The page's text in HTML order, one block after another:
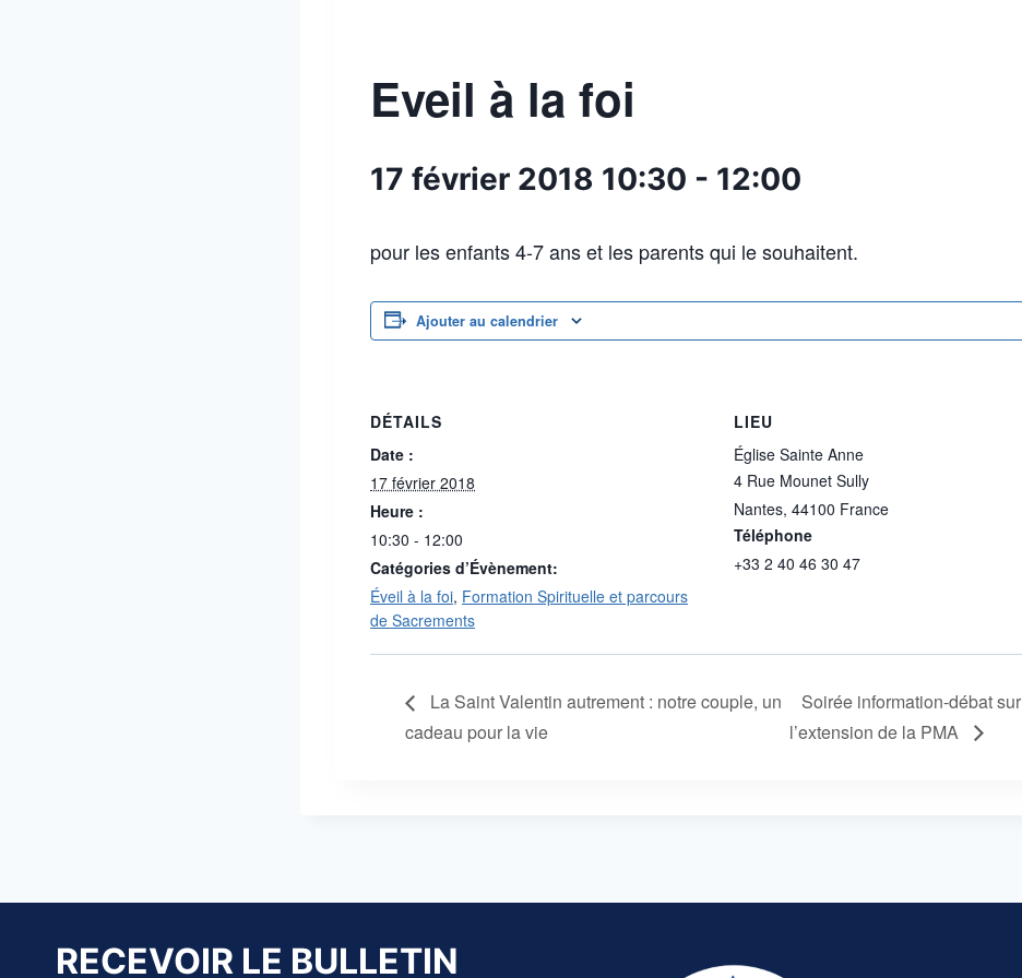
Eveil à la foi
17 février 2018 10:30 - 12:00
pour les enfants 4-7 ans et les parents qui le souhaitent.
Ajouter au calendrier
DÉTAILS
Date :
17 février 2018
Heure :
10:30 - 12:00
Catégories d’Évènement:
Éveil à la foi, Formation Spirituelle et parcours
de Sacrements
LIEU
Église Sainte Anne
4 Rue Mounet Sully
Nantes, 44100 France
Téléphone
+33 2 40 46 30 47
La Saint Valentin autrement : notre couple, un
cadeau pour la vie
Soirée information-débat sur
l’extension de la PMA
RECEVOIR LE BULLETIN